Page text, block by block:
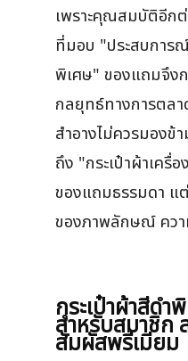
เพราะคุณสมบัติอีก
ที่มอบ "ประสบการ
พิเศษ" ของแถมจึง
กลยุทธ์ทางการตล
สำอางไม่ควรมองข้
ถึง "กระเป๋าผ้าเครื่
ของแถมธรรมดา แ
ของภาพลักษณ์ ควา
กระเป๋าผ้าสีด
สำหรับสมาชิก
สัมผัสพรีเมียม